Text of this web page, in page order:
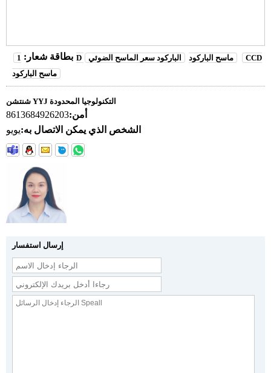
بطاقة شعار: 1D ماسح الباركود الباركود سعر الماسح الضوئي
CCD
ماسح الباركود
شنتشن YYJ التكنولوجيا المحدودة
أمن:8613684926203
الشخص الذي يمكن الاتصال به:يويو
إرسال استفسار